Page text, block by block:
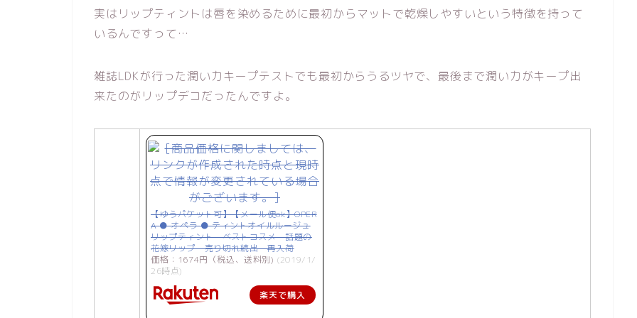
実はリップティントは唇を染めるために最初からマットで乾燥しやすいという特徴を持って
いるんですって…
雑誌LDKが行った潤い力キープテストでも最初からうるツヤで、最後まで潤い力がキープ出
来たのがリップデコだったんですよ。
【ゆうパケット可】【メール便ok】OPER
A ● オペラ ● ティントオイルルージュ
リップティント ベストコスメ 話題の
花嫁リップ 売り切れ続出 再入荷
価格：1674円（税込、送料別) (2019/1/
26時点)
楽天で購入